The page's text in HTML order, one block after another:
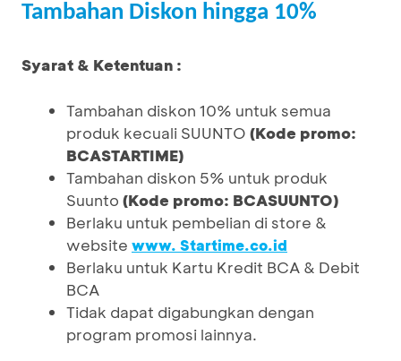
Tambahan Diskon hingga 10%
Syarat & Ketentuan :
Tambahan diskon 10% untuk semua
produk kecuali SUUNTO (Kode promo:
BCASTARTIME)
Tambahan diskon 5% untuk produk
Suunto (Kode promo: BCASUUNTO)
Berlaku untuk pembelian di store &
website www. Startime.co.id
Berlaku untuk Kartu Kredit BCA & Debit
BCA
Tidak dapat digabungkan dengan
program promosi lainnya.